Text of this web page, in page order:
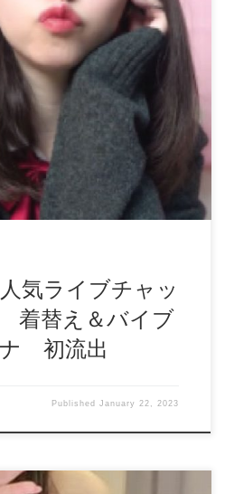
ャット 制服美女 着替え＆バイ
ウンロード版 2980 pt 有名で大
イブチャットになります。 若
替え＆バイブ電マＷ攻めオナに
数量限定で販売します、即削除
めにご検討ください。 まだ世
ため、所定販売数に達し次第価
。 高画質版もDLしていただけ
される返信メッセージをご確認
ンド daofile739191.mp4 – 1.7 GB
気ライブチャッ
替え＆バイブ
初流出
PublishedJanuary 22, 2023